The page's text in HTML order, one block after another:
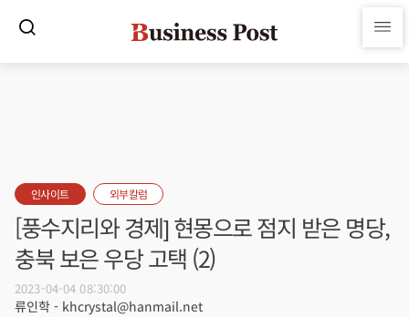
인사이트 외부칼럼
[풍수지리와 경제] 현몽으로 점지 받은 명당,
충북 보은 우당 고택 (2)
2023-04-04 08:30:00
류인학 - khcrystal@hanmail.net